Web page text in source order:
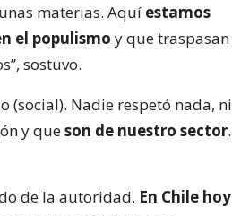
materias. Aquí estamos
el populismo y que traspasan
sostuvo.
(social). Nadie respetó nada, ni
y queson de nuestro sector.
de la autoridad. En Chile hoy